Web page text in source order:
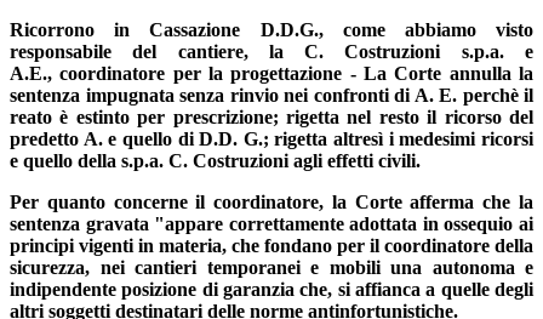
Ricorrono in Cassazione D.D.G., come abbiamo visto
responsabile del cantiere, la C. Costruzioni s.p.a. e
A.E., coordinatore per la progettazione - La Corte annulla la
sentenza impugnata senza rinvio nei confronti di A. E. perchè il
reato è estinto per prescrizione; rigetta nel resto il ricorso del
predetto A. e quello di D.D. G.; rigetta altresì i medesimi ricorsi
e quello della s.p.a. C. Costruzioni agli effetti civili.
Per quanto concerne il coordinatore, la Corte afferma che la
sentenza gravata "appare correttamente adottata in ossequio ai
principi vigenti in materia, che fondano per il coordinatore della
sicurezza, nei cantieri temporanei e mobili una autonoma e
indipendente posizione di garanzia che, si affianca a quelle degli
altri soggetti destinatari delle norme antinfortunistiche.